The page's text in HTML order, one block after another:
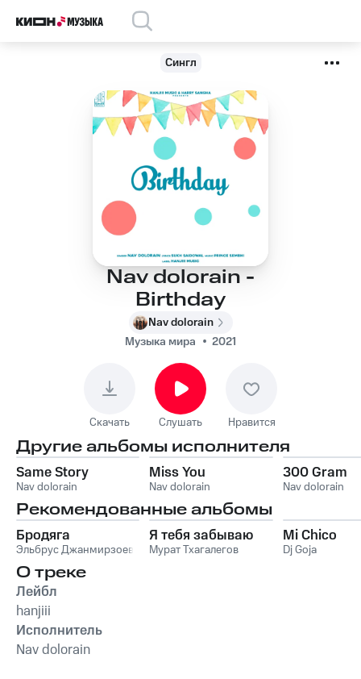
Сингл
Nav dolorain -
Birthday
Nav dolorain
Музыка мира
2021
Скачать Слушать Нравится
Другие альбомы исполнителя
Same Story
Nav dolorain
Miss You
Nav dolorain
300 Gram
Nav dolorain
Рекомендованные альбомы
Бродяга
Эльбрус Джанмирзоев
Я тебя забываю
Мурат Тхагалегов
Mi Chico
Dj Goja
О треке
Лейбл
hanjiii
Исполнитель
Nav dolorain